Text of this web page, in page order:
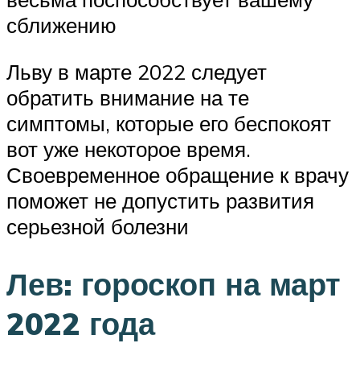
сближению
Льву в марте 2022 следует
обратить внимание на те
симптомы, которые его беспокоят
вот уже некоторое время.
Своевременное обращение к врачу
поможет не допустить развития
серьезной болезни
Лев: гороскоп на март
2022 года